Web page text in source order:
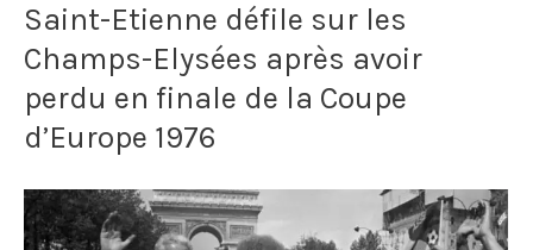
lyonnais
tacle
un
de
Saint-Etienne défile sur les
Champs-Elysées après avoir
perdu en finale de la Coupe
d’Europe 1976